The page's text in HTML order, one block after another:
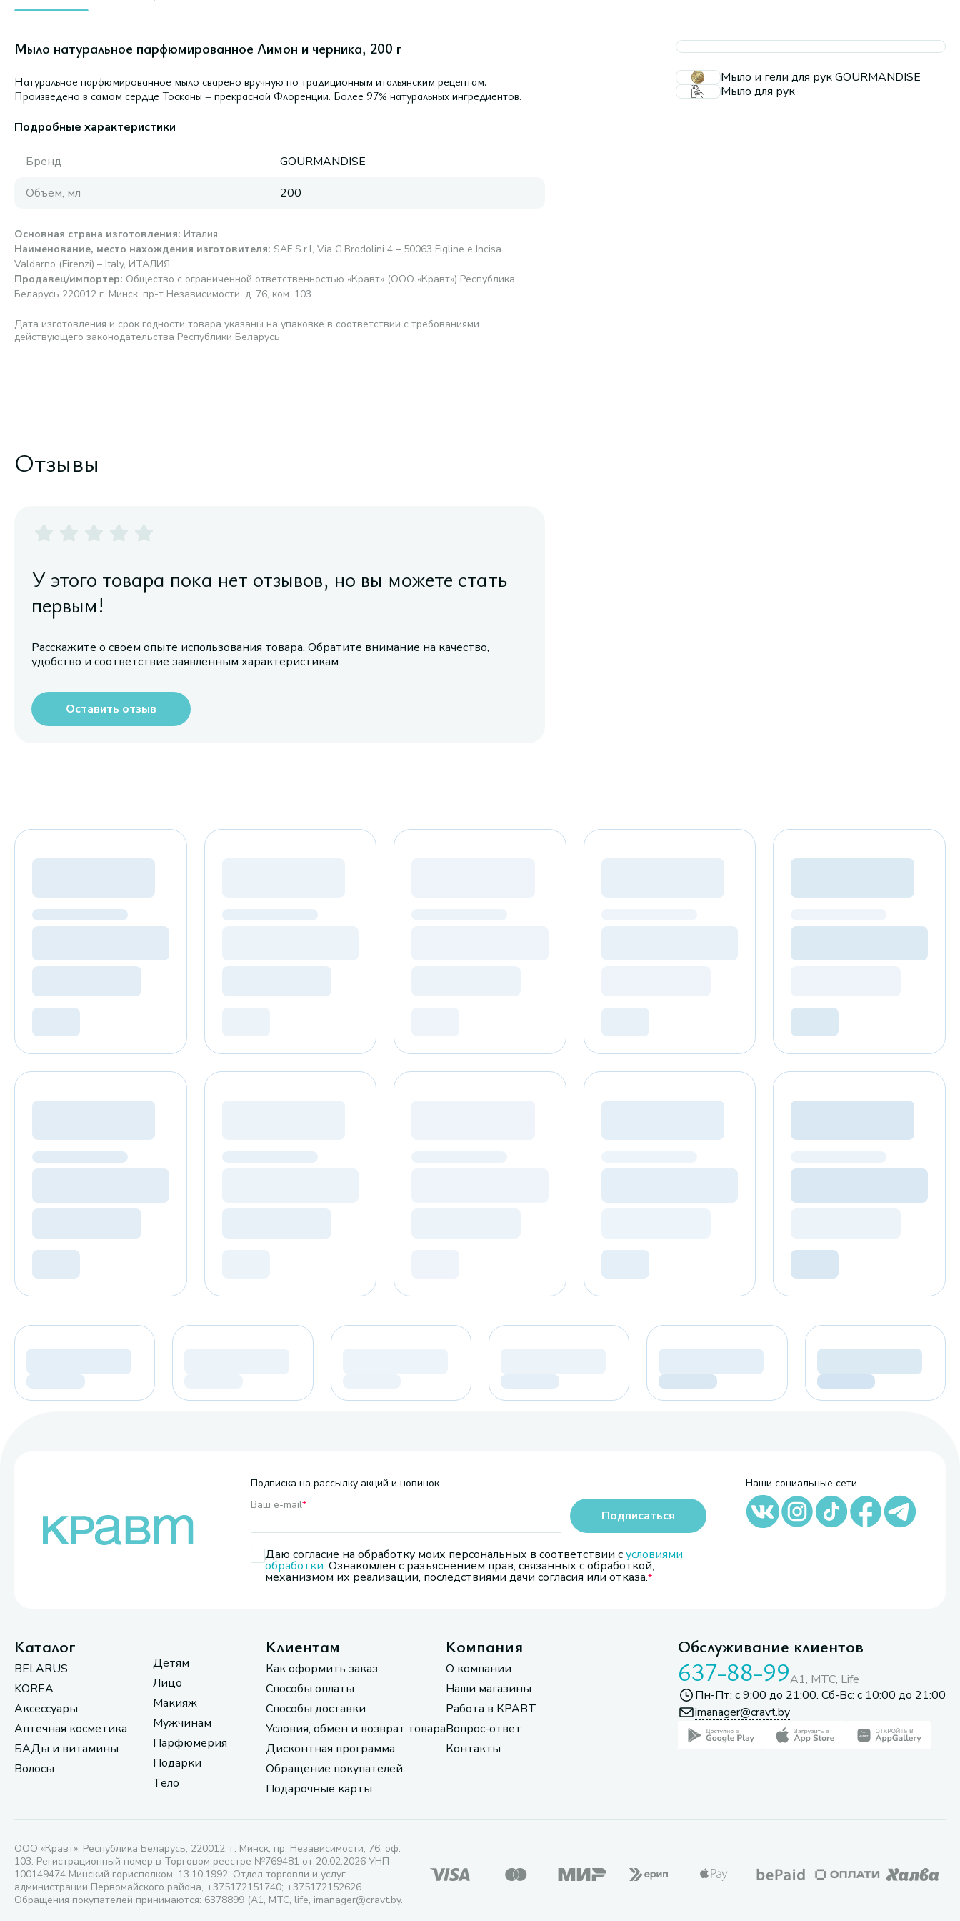
Мыло натуральное парфюмированное Лимон и черника, 200 г
Натуральное парфюмированное мыло сварено вручную по традиционным итальянским рецептам.
Произведено в самом сердце Тосканы – прекрасной Флоренции. Более 97% натуральных ингредиентов.
Подробные характеристики
Бренд
GOURMANDISE
Объем, мл
200
Основная страна изготовления: Италия
Наименование, место нахождения изготовителя: SAF S.r.l, Via G.Brodolini 4 – 50063 Figline e Incisa
Valdarno (Firenzi) – Italy, ИТАЛИЯ
Продавец/импортер: Общество с ограниченной ответственностью «Кравт» (ООО «Кравт») Республика
Беларусь 220012 г. Минск, пр-т Независимости, д. 76, ком. 103
Дата изготовления и срок годности товара указаны на упаковке в соответствии с требованиями
действующего законодательства Республики Беларусь
Мыло и гели для рук GOURMANDISE
Мыло для рук
Отзывы
У этого товара пока нет отзывов, но вы можете стать
первым!
Расскажите о своем опыте использования товара. Обратите внимание на качество,
удобство и соответствие заявленным характеристикам
Оставить отзыв
Подписка на рассылку акций и новинок
Ваш e-mail*
Даю согласие на обработку моих персональных в соответствии сусловиями
обработки. Ознакомлен с разъяснением прав, связанных с обработкой,
механизмом их реализации, последствиями дачи согласия или отказа.
Подписаться
Наши социальные сети
Каталог
BELARUS
KOREA
Аксессуары
Аптечная косметика
БАДы и витамины
Волосы
Детям
Лицо
Макияж
Мужчинам
Парфюмерия
Подарки
Тело
Клиентам
Как оформить заказ
Способы оплаты
Способы доставки
Условия, обмен и возврат товара
Дисконтная программа
Обращение покупателей
Подарочные карты
Компания
О компании
Наши магазины
Работа в КРАВТ
Вопрос-ответ
Контакты
Обслуживание клиентов
637-88-99A1, МТС, Life
Пн-Пт: с 9:00 до 21:00. Сб-Вс: с 10:00 до 21:00
imanager@cravt.by
ООО «Кравт». Республика Беларусь, 220012, г. Минск, пр. Независимости, 76, оф.
103. Регистрационный номер в Торговом реестре №769481 от 20.02.2026 УНП
100149474 Минский горисполком, 13.10.1992. Отдел торговли и услуг
администрации Первомайского района, +375172151740; +375172152626.
Обращения покупателей принимаются: 6378899 (А1, МТС, life, imanager@cravt.by.